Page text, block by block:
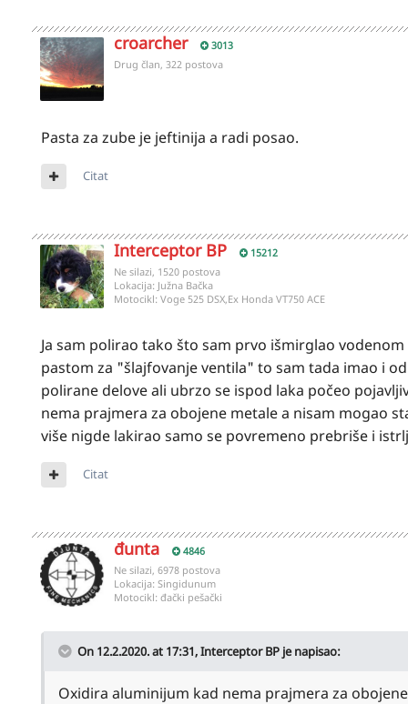
croarcher
3013
Drug član, 322 postova
Pasta za zube je jeftinija a radi posao.
Citat
Interceptor BP
15212
Ne silazi, 1520 postova
Lokacija: Južna Bačka
Motocikl: Voge 525 DSX,Ex Honda VT750 ACE
Ja sam polirao tako što sam prvo išmirglao
pastom za "šlajfovanje ventila" to sam tada imao i
polirane delove ali ubrzo se ispod laka počeo
nema prajmera za obojene metale a nisam mogao
više nigde lakirao samo se povremeno prebriše i
Citat
đunta
4846
Ne silazi, 6978 postova
Lokacija: Singidunum
Motocikl: đački pešački
On 12.2.2020. at 17:31,Interceptor BP je napisao:
Oxidira aluminijum kad nema prajmera za